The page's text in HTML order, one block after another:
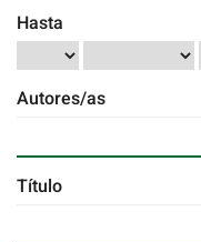
Hasta
Autores/as
Título